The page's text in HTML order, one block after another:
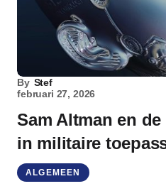
By Stef
februari 27, 2026
Sam Altman en
in militaire
ALGEMEEN